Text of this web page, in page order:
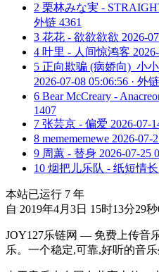
2 栗林みな実 -
外链 4361
3 花花 - 欲欲欲欲 2026-
4 叶里 - 人间惊鸿客
5 正向欺骗 (病娇向)_小
2026-07-08 05:06:56 · 外
6 Bear McCreary -
1407
7 张芸京 - 偏爱 2026-07-
8 memememewe 2026-07-
9 周蕙 - 替身 2026-07-25
10 烟把儿乐队 - 纸短情长
本站已运行 7 年
自 2019年4月3日 15时13分29
JOY127乐链网 — 免费上传音
乐。一个稳定,可靠,好听的音乐